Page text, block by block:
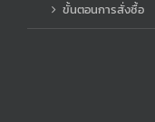
ขั้นตอนการสั่งซื้อ